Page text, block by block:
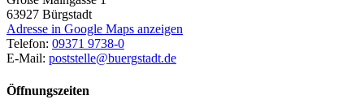
63927 Bürgstadt
Adresse in Google Maps anzeigen
Telefon: 09371 9738-0
E-Mail: poststelle@buergstadt.de
Öffnungszeiten